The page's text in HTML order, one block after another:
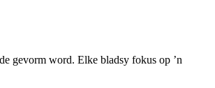
gevorm word. Elke bladsy fokus op ’n